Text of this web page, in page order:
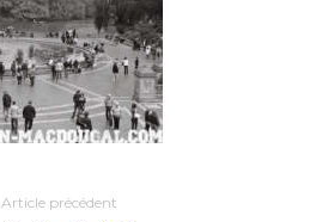
Article précédent